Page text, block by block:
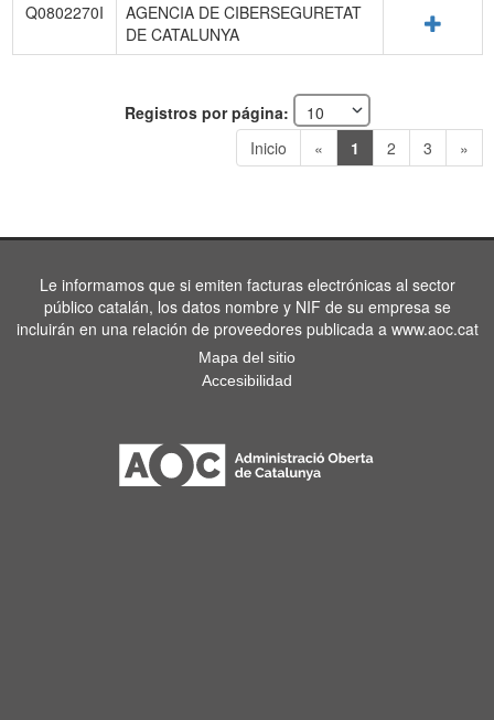
Q0802270I
AGENCIA DE CIBERSEGURETAT
DE CATALUNYA
Registros por página:
Inicio
« 1 2 3 »
Le informamos que si emiten facturas electrónicas al sector
público catalán, los datos nombre y NIF de su empresa se
incluirán en una relación de proveedores publicada a www.aoc.cat
Mapa del sitio
Accesibilidad